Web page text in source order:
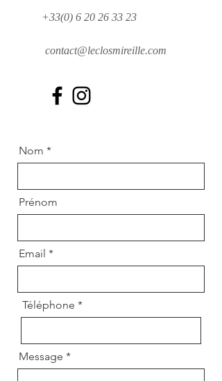
+33(0) 6 20 26 33 23
contact@leclosmireille.com
Nom
Prénom
Email
Téléphone
Message